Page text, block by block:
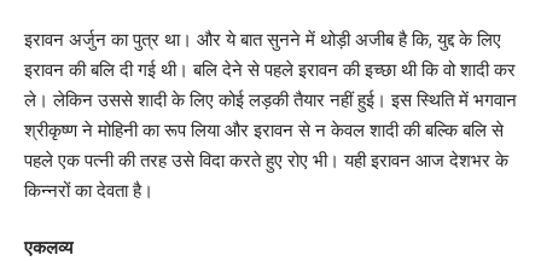
इरावन अर्जुन का पुत्र था। और ये बात सुनने में थोड़ी अजीब है कि, युद्द के लिए
इरावन की बलि दी गई थी। बलि देने से पहले इरावन की इच्छा थी कि वो शादी कर
ले। लेकिन उससे शादी के लिए कोई लड़की तैयार नहीं हुई। इस स्थिति में भगवान
श्रीकृष्ण ने मोहिनी का रूप लिया और इरावन से न केवल शादी की बल्कि बलि से
पहले एक पत्नी की तरह उसे विदा करते हुए रोए भी। यही इरावन आज देशभर के
किन्नरों का देवता है।
एकलव्य